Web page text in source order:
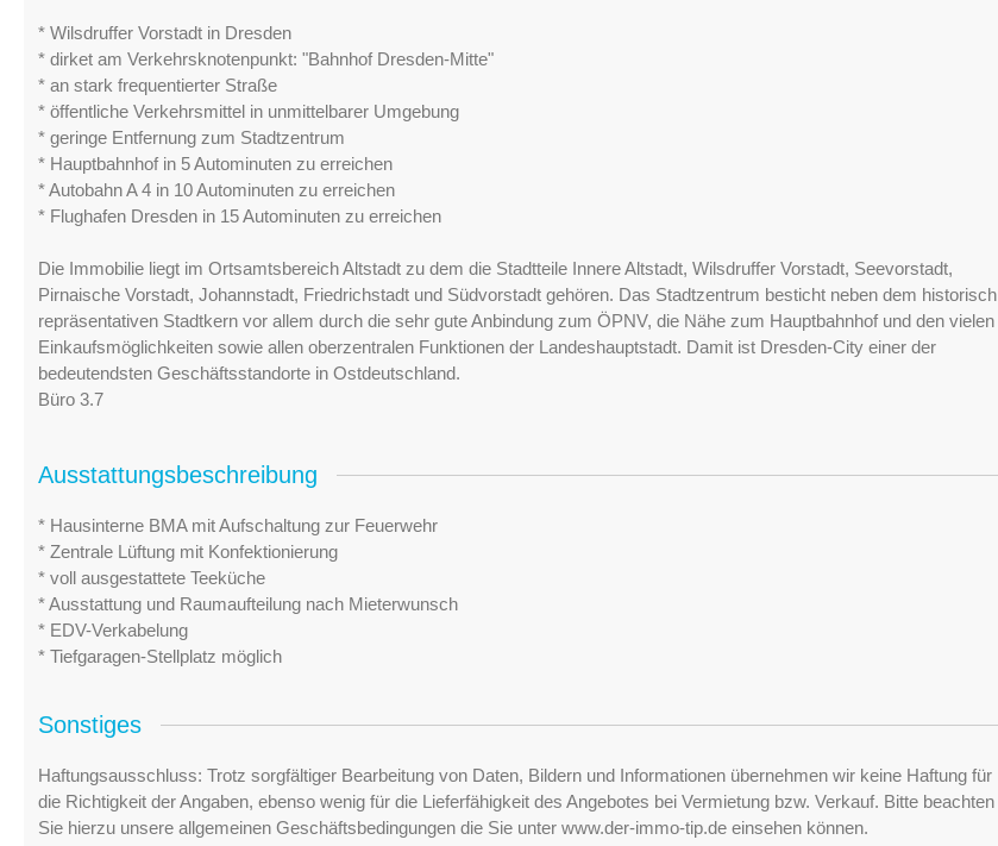
* Wilsdruffer Vorstadt in Dresden
* dirket am Verkehrsknotenpunkt: "Bahnhof Dresden-Mitte"
* an stark frequentierter Straße
* öffentliche Verkehrsmittel in unmittelbarer Umgebung
* geringe Entfernung zum Stadtzentrum
* Hauptbahnhof in 5 Autominuten zu erreichen
* Autobahn A 4 in 10 Autominuten zu erreichen
* Flughafen Dresden in 15 Autominuten zu erreichen
Die Immobilie liegt im Ortsamtsbereich Altstadt zu dem die Stadtteile Innere Altstadt, Wilsdruffer Vorstadt, Seevorstadt,
Pirnaische Vorstadt, Johannstadt, Friedrichstadt und Südvorstadt gehören. Das Stadtzentrum besticht neben dem historisch
repräsentativen Stadtkern vor allem durch die sehr gute Anbindung zum ÖPNV, die Nähe zum Hauptbahnhof und den vielen
Einkaufsmöglichkeiten sowie allen oberzentralen Funktionen der Landeshauptstadt. Damit ist Dresden-City einer der
bedeutendsten Geschäftsstandorte in Ostdeutschland.
Büro 3.7
Ausstattungsbeschreibung
* Hausinterne BMA mit Aufschaltung zur Feuerwehr
* Zentrale Lüftung mit Konfektionierung
* voll ausgestattete Teeküche
* Ausstattung und Raumaufteilung nach Mieterwunsch
* EDV-Verkabelung
* Tiefgaragen-Stellplatz möglich
Sonstiges
Haftungsausschluss: Trotz sorgfältiger Bearbeitung von Daten, Bildern und Informationen übernehmen wir keine Haftung für
die Richtigkeit der Angaben, ebenso wenig für die Lieferfähigkeit des Angebotes bei Vermietung bzw. Verkauf. Bitte beachten
Sie hierzu unsere allgemeinen Geschäftsbedingungen die Sie unter www.der-immo-tip.de einsehen können.